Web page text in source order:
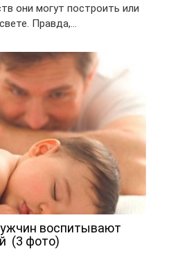
они могут построить или
Правда,…
воспитывают
(3 фото)